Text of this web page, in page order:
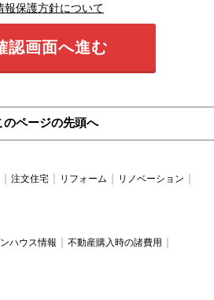
報保護方針について
認画面へ進む
のページの先頭へ
注文住宅 リフォーム
リノベーション
ハウス情報
不動産購入時の諸費用